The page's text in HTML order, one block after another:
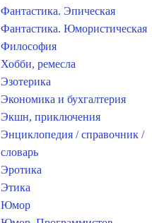
Фантастика. Эпическая
Фантастика. Юмористическая
Философия
Хобби, ремесла
Эзотерика
Экономика и бухгалтерия
Экшн, приключения
Энциклопедия / справочник /
словарь
Эротика
Этика
Юмор